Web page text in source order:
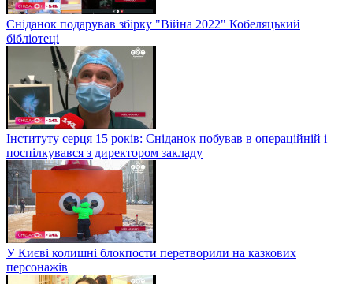
Сніданок подарував збірку "Війна 2022" Кобеляцький
бібліотеці
Інституту серця 15 років: Сніданок побував в операційній і
поспілкувався з директором закладу
У Києві колишні блокпости перетворили на казкових
персонажів